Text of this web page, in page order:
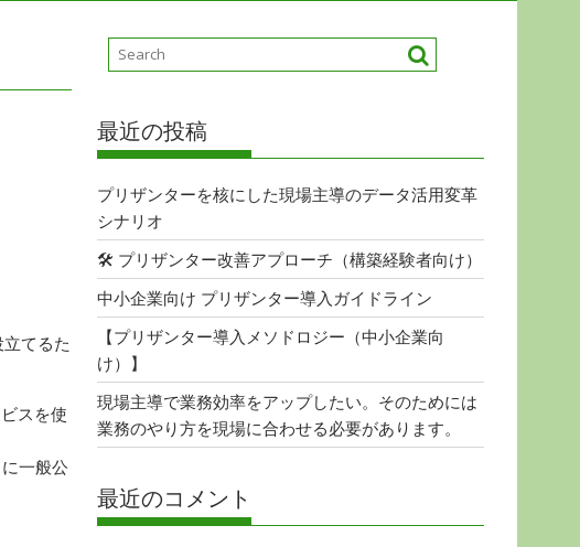
てるた
スを使
一般公
最近の投稿
プリザンターを核にした現場主導のデータ活用変革
シナリオ
🛠 プリザンター改善アプローチ（構築経験者向け）
中小企業向け プリザンター導入ガイドライン
【プリザンター導入メソドロジー（中小企業向
け）】
現場主導で業務効率をアップしたい。そのためには
業務のやり方を現場に合わせる必要があります。
最近のコメント